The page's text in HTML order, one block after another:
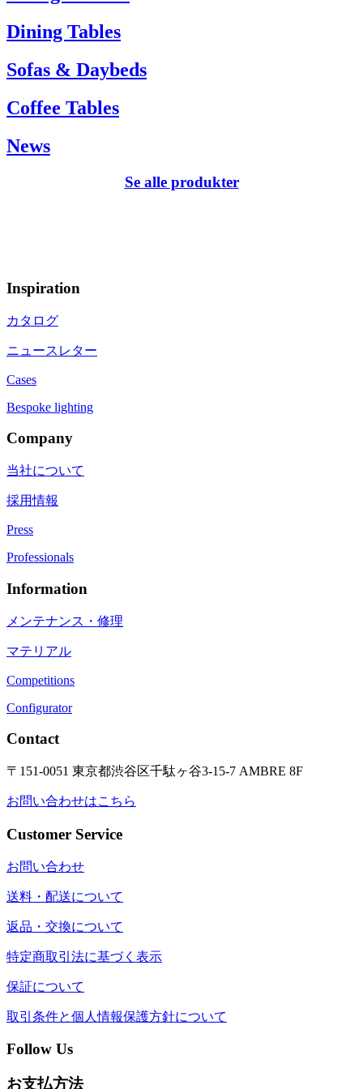
Dining Tables
Sofas & Daybeds
Coffee Tables
News
Se alle produkter
Inspiration
カタログ
ニュースレター
Cases
Bespoke lighting
Company
当社について
採用情報
Press
Professionals
Information
メンテナンス・修理
マテリアル
Competitions
Configurator
Contact
〒151-0051 東京都渋谷区千駄ヶ谷3-15-7 AMBRE 8F
お問い合わせはこちら
Customer Service
お問い合わせ
送料・配送について
返品・交換について
特定商取引法に基づく表示
保証について
取引条件と個人情報保護方針について
Follow Us
お支払方法